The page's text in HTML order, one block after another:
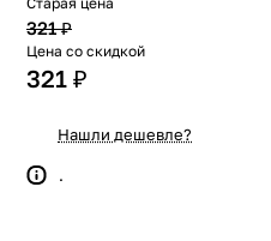
321 ₽
Цена со скидкой
321 ₽
Нашли дешевле?
.